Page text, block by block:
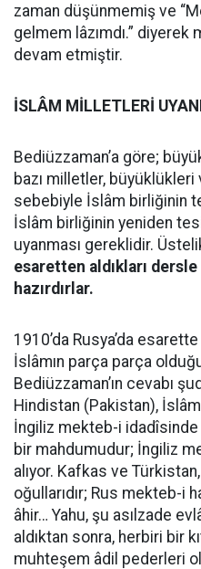
zaman düşünmemiş ve
gelmem lâzımdı.” diyerek
devam etmiştir.
İSLÂM MİLLETLERİ
Bediüzzaman’a göre;
bazı milletler,
sebebiyle İslâm birliğinin
İslâm birliğinin yeniden
uyanması gereklidir.
esaretten aldıkları
hazırdırlar.
1910’da Rusya’da
İslâmın parça parça
Bediüzzaman’ın cevabı
Hindistan (Pakistan),
İngiliz mekteb-i idadîsinde
bir mahdumudur; İngiliz
alıyor. Kafkas ve
oğullarıdır; Rus mekteb-i
âhir… Yahu, şu asılzade
aldıktan sonra, herbiri bir
muhteşem âdil pederleri